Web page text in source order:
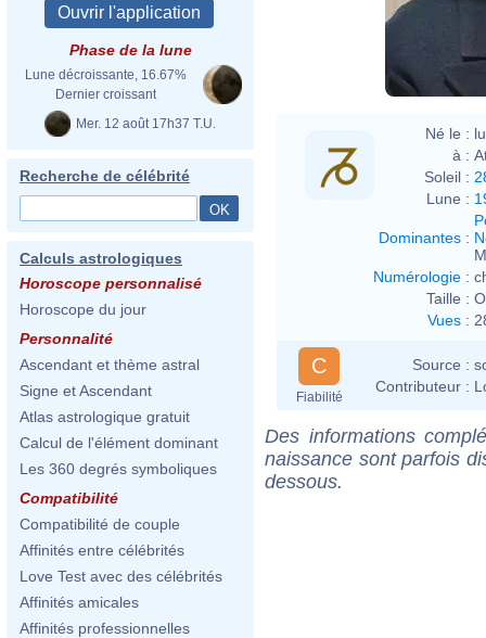
Phase de la lune
Lune décroissante, 16.67%
Dernier croissant
Mer. 12 août 17h37 T.U.
Recherche de célébrité
Calculs astrologiques
Horoscope personnalisé
Horoscope du jour
Personnalité
Ascendant et thème astral
Signe et Ascendant
Atlas astrologique gratuit
Calcul de l'élément dominant
Les 360 degrés symboliques
Compatibilité
Compatibilité de couple
Affinités entre célébrités
Love Test avec des célébrités
Affinités amicales
Affinités professionnelles
Né le :
à :
Soleil :
Lune :
Dominantes :
Numérologie :
Taille :
Vues :
C
Fiabilité
Source :
Contributeur :
Des informations
naissance sont parfois
dessous.